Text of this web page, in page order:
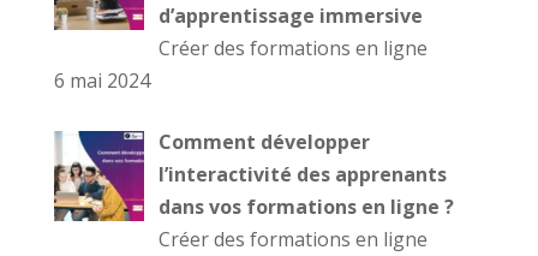
d’apprentissage immersive
Créer des formations en ligne
6 mai 2024
Comment développer
l’interactivité des apprenants
dans vos formations en ligne ?
Créer des formations en ligne